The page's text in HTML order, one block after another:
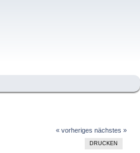
« vorheriges nächstes »
DRUCKEN